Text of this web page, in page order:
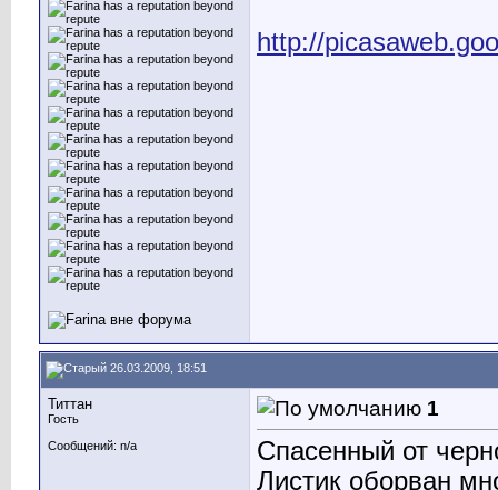
http://
26.03.2009, 18:51
Титтан
Гость
Сообщений: n/a
1
Спасенный от
Листик оборван